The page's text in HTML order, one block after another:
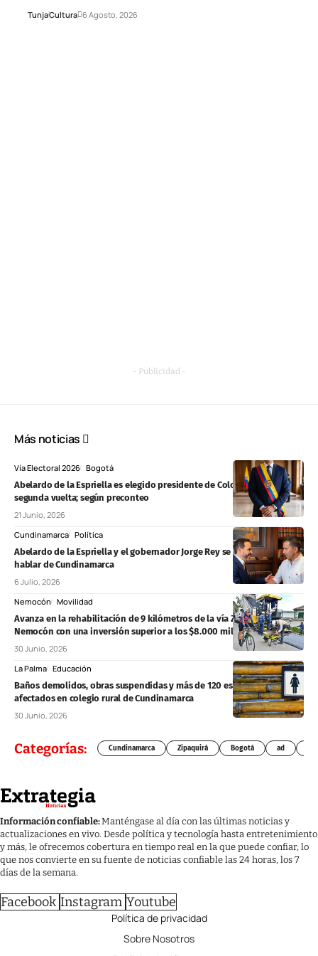
TunjaCultura 6 Agosto, 2026
- Publicidad -
Más noticias
Vía Electoral 2026 Bogotá
Abelardo de la Espriella es elegido presidente de Colombia en
segunda vuelta; según preconteo
21 Junio, 2026
Cundinamarca Política
Abelardo de la Espriella y el gobernador Jorge Rey se reúnen para
hablar de Cundinamarca
6 Julio, 2026
Nemocón Movilidad
Avanza en la rehabilitación de 9 kilómetros de la vía Zipaquirá–
Nemocón con una inversión superior a los $8.000 millones
30 Junio, 2026
La Palma Educación
Baños demolidos, obras suspendidas y más de 120 estudiantes
afectados en colegio rural de Cundinamarca
30 Junio, 2026
Categorías: Cundinamarca Zipaquirá Bogotá ad
Información confiable:Manténgase al día con las últimas noticias y
actualizaciones en vivo. Desde política y tecnología hasta entretenimiento
y más, le ofrecemos cobertura en tiempo real en la que puede confiar, lo
que nos convierte en su fuente de noticias confiable las 24 horas, los 7
días de la semana.
Facebook Instagram Youtube
Política de privacidad
Sobre Nosotros